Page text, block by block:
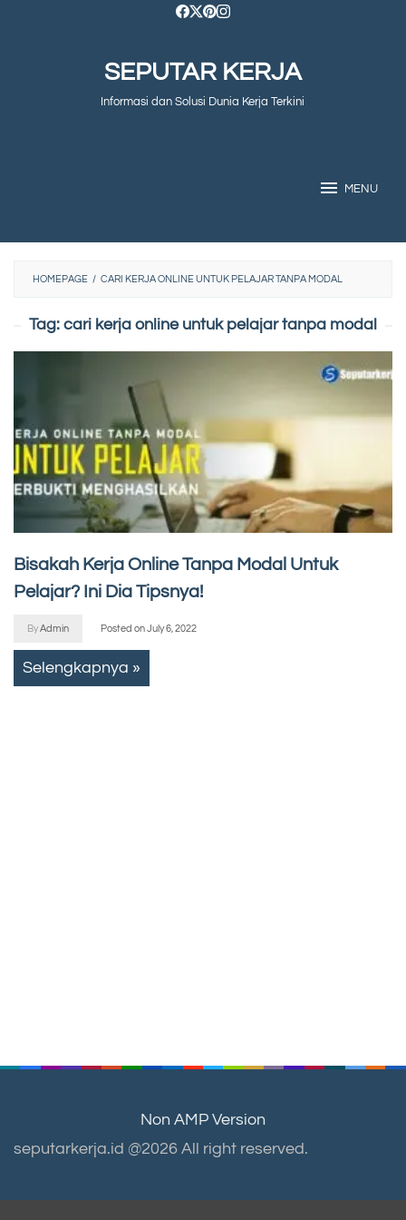
SEPUTAR KERJA
Informasi dan Solusi Dunia Kerja Terkini
MENU
HOMEPAGE / CARI KERJA ONLINE UNTUK PELAJAR TANPA MODAL
Tag: cari kerja online untuk pelajar tanpa modal
Bisakah Kerja Online Tanpa Modal Untuk
Pelajar? Ini Dia Tipsnya!
ByAdmin Posted onJuly 6, 2022
Selengkapnya »
Non AMP Version
seputarkerja.id @2026 All right reserved.